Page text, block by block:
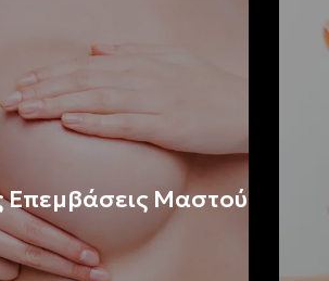
Επεμβάσεις Mαστoύ